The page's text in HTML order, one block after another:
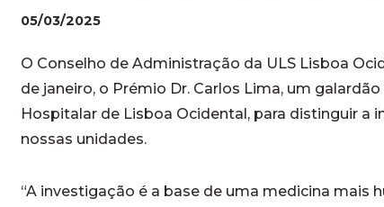
05/03/2025
O Conselho de Administração da ULS Lisboa
de janeiro, o Prémio Dr. Carlos Lima, um
Hospitalar de Lisboa Ocidental, para distinguir a
nossas unidades.
“A investigação é a base de uma medicina mais